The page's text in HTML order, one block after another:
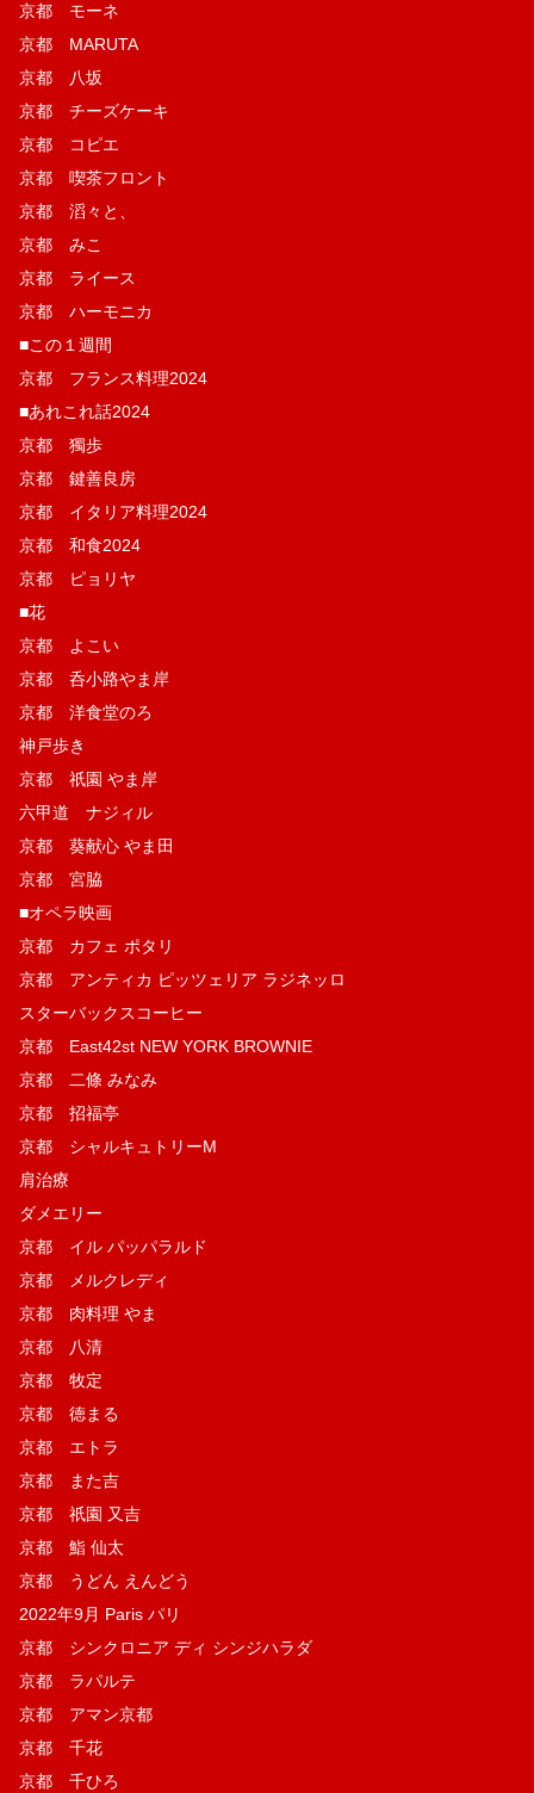
京都 モーネ
京都 MARUTA
京都 八坂
京都 チーズケーキ
京都 コピエ
京都 喫茶フロント
京都 滔々と、
京都 みこ
京都 ライース
京都 ハーモニカ
■この１週間
京都 フランス料理2024
■あれこれ話2024
京都 獨歩
京都 鍵善良房
京都 イタリア料理2024
京都 和食2024
京都 ピョリヤ
■花
京都 よこい
京都 呑小路やま岸
京都 洋食堂のろ
神戸歩き
京都 祇園 やま岸
六甲道 ナジィル
京都 葵献心 やま田
京都 宮脇
■オペラ映画
京都 カフェ ポタリ
京都 アンティカ ピッツェリア ラジネッロ
スターバックスコーヒー
京都 East42st NEW YORK BROWNIE
京都 二條 みなみ
京都 招福亭
京都 シャルキュトリーM
肩治療
ダメエリー
京都 イル パッパラルド
京都 メルクレディ
京都 肉料理 やま
京都 八清
京都 牧定
京都 徳まる
京都 エトラ
京都 また吉
京都 祇園 又吉
京都 鮨 仙太
京都 うどん えんどう
2022年9月 Paris パリ
京都 シンクロニア ディ シンジハラダ
京都 ラパルテ
京都 アマン京都
京都 千花
京都 千ひろ